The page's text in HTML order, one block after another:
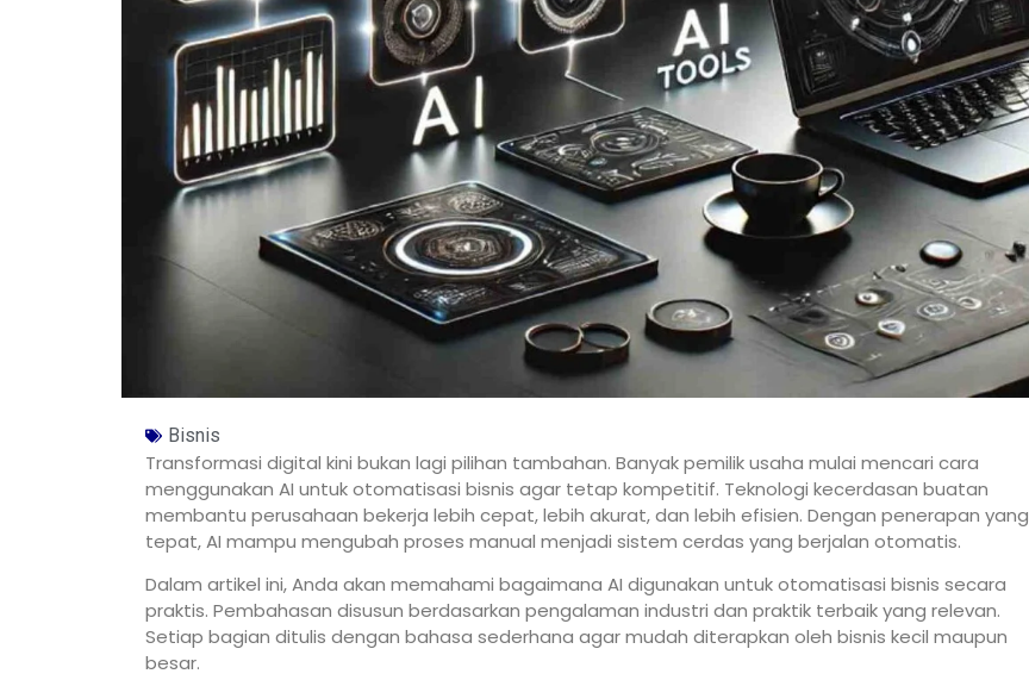
Bisnis
Transformasi digital kini bukan lagi pilihan tambahan. Banyak pemilik usaha mulai mencari cara
menggunakan AI untuk otomatisasi bisnis agar tetap kompetitif. Teknologi kecerdasan buatan
membantu perusahaan bekerja lebih cepat, lebih akurat, dan lebih efisien. Dengan penerapan yang
tepat, AI mampu mengubah proses manual menjadi sistem cerdas yang berjalan otomatis.
Dalam artikel ini, Anda akan memahami bagaimana AI digunakan untuk otomatisasi bisnis secara
praktis. Pembahasan disusun berdasarkan pengalaman industri dan praktik terbaik yang relevan.
Setiap bagian ditulis dengan bahasa sederhana agar mudah diterapkan oleh bisnis kecil maupun
besar.